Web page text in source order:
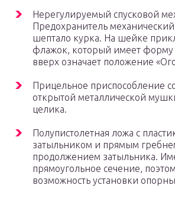
Нерегулируемый спусковой
Предохранитель
шептало курка. На шейке
флажок, который имеет форму
вверх означает положение
Прицельное приспособление
открытой металлической
целика.
Полупистолетная ложа с
затыльником и прямым
продолжением затыльника.
прямоугольное сечение,
возможность установки